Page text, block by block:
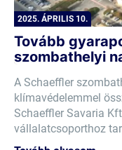
2025. ÁPRILIS 10.
Tovább
szombathelyi
A Schaeffler
klímavédelemmel
Schaeffler Savaria
vállalatcsoporthoz